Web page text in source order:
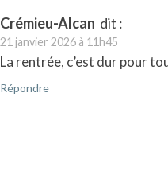
Crémieu-Alcan dit :
21 janvier 2026 à 11h45
La rentrée, c’est dur pour
Répondre